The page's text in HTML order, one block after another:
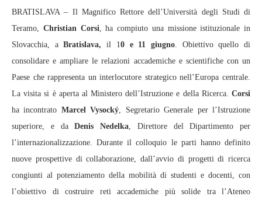
BRATISLAVA – Il Magnifico Rettore dell’Università degli Studi di
Teramo,
Christian Corsi , ha compiuto una missione istituzionale in
Slovacchia, aBratislava, il 1 0 e 11 giugno. Obiettivo quello di
consolidare e ampliare le relazioni accademiche e scientifiche con un
Paese che rappresenta un interlocutore strategico nell’Europa centrale.
La visita si è aperta al Ministero dell’Istruzione e della Ricerca. Corsi
ha incontrato Marcel Vysocký , Segretario Generale per l’Istruzione
superiore, e daDenis Nedelka , Direttore del Dipartimento per
l’internazionalizzazione. Durante il colloquio le parti hanno definito
nuove prospettive di collaborazione, dall’avvio di progetti di ricerca
congiunti al potenziamento della mobilità di studenti e docenti, con
l’obiettivo di costruire reti accademiche più solide tra l’Ateneo